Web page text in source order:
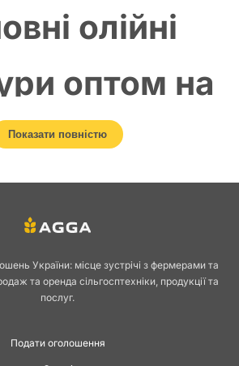
олійні
оптом на
AGGA
промисловість. Завдяки стабільному
напрямків рослинництва.
можуть знайти вигідні пропозиції з
Показати повністю
України: місце зустрічі з фермерами та
та оренда сільгосптехніки, продукції та
послуг.
Подати оголошення